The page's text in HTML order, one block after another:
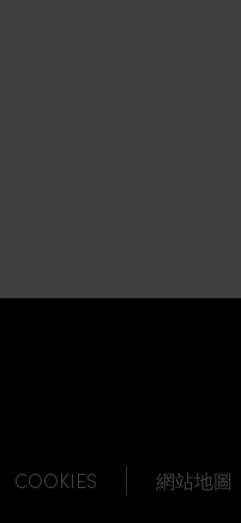
COOKIES 網站地圖